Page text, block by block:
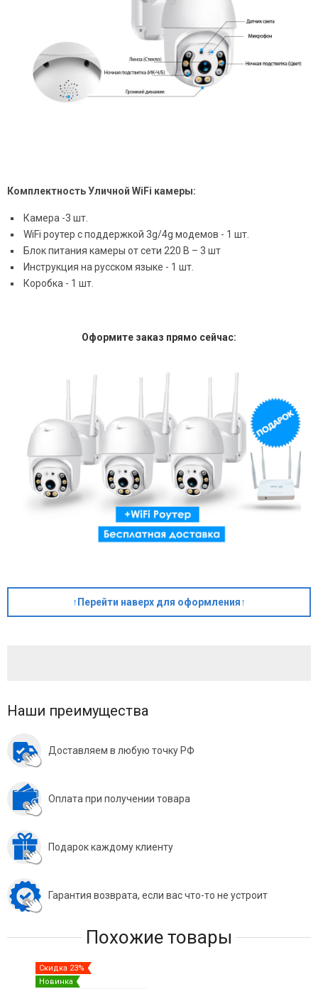
Комплектность Уличной WiFi камеры:
Камера -3 шт.
WiFi роутер с поддержкой 3g/4g модемов - 1 шт.
Блок питания камеры от сети 220 В – 3 шт
Инструкция на русском языке - 1 шт.
Коробка - 1 шт.
Оформите заказ прямо сейчас:
↑Перейти наверх для оформления↑
Наши преимущества
Доставляем в любую точку РФ
Оплата при получении товара
Подарок каждому клиенту
Гарантия возврата, если вас что-то не устроит
Похожие товары
Скидка 23%
Новинка